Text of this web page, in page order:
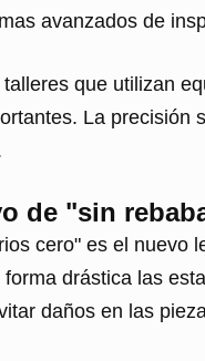
avanzados de
talleres que utilizan
La precisión
de "sin
cero" es el nuevo
drástica las
daños en las